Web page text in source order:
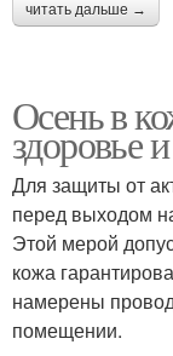
читать дальше →
Осень в
здоровье
Для защиты от
перед выходом
Этой мерой
кожа
намерены
помещении.